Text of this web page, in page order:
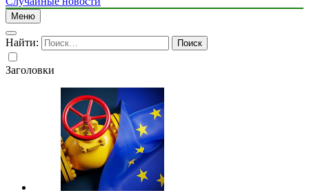
Меню
Найти:
Заголовки